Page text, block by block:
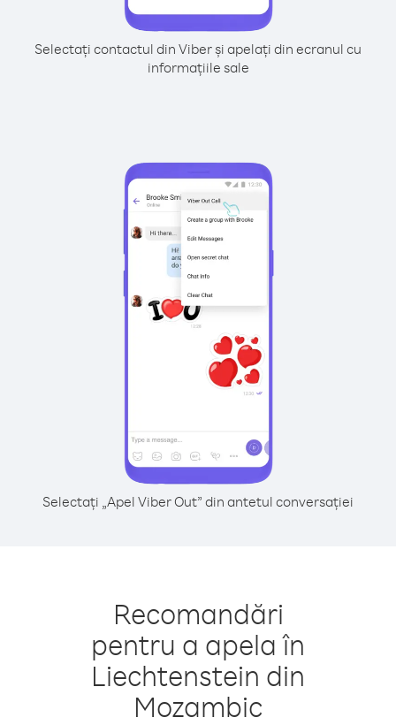
Selectați contactul din Viber și apelați din ecranul cu
informațiile sale
Selectați „Apel Viber Out” din antetul conversației
Recomandări
pentru a apela în
Liechtenstein din
Mozambic